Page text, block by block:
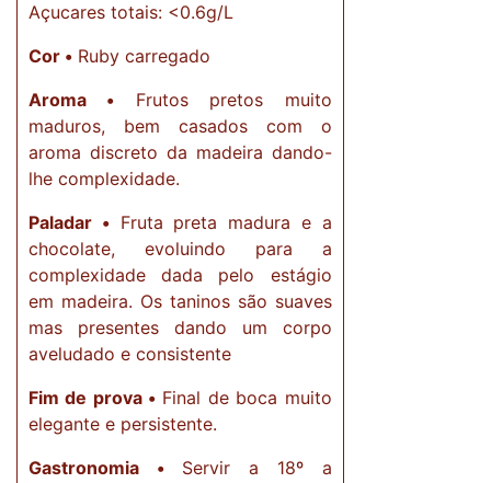
Açucares totais: <0.6g/L
Cor • Ruby carregado
Aroma • Frutos pretos muito
maduros, bem casados com o
aroma discreto da madeira dando-
lhe complexidade.
Paladar •Fruta preta madura e a
chocolate, evoluindo para a
complexidade dada pelo estágio
em madeira. Os taninos são suaves
mas presentes dando um corpo
aveludado e consistente
Fim de prova • Final de boca muito
elegante e persistente.
Gastronomia •Servir a 18º a